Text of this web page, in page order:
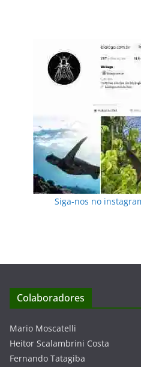
Siga-nos no
Colaboradores
Mario Moscatelli
Heitor Scalambrini Costa
Fernando Tatagiba